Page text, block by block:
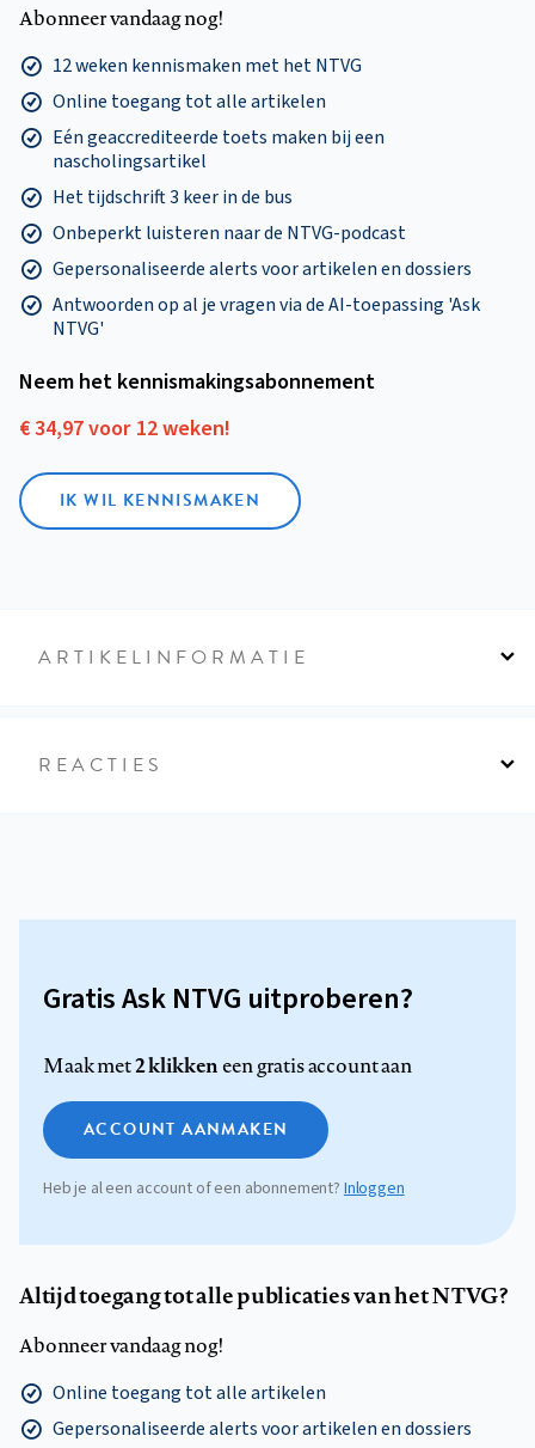
Abonneer vandaag nog!
12 weken kennismaken met het NTVG
Online toegang tot alle artikelen
Eén geaccrediteerde toets maken bij een
nascholingsartikel
Het tijdschrift 3 keer in de bus
Onbeperkt luisteren naar de NTVG-podcast
Gepersonaliseerde alerts voor artikelen en dossiers
Antwoorden op al je vragen via de AI-toepassing 'Ask
NTVG'
Neem het kennismakings­abonnement
€ 34,97 voor 12 weken!
IK WIL KENNISMAKEN
ARTIKELINFORMATIE
REACTIES
Gratis Ask NTVG uitproberen?
Maak met2 klikkeneen gratis account aan
ACCOUNT AANMAKEN
Heb je al een account of een abonnement?Inloggen
Altijd toegang tot alle publicaties van het NTVG?
Abonneer vandaag nog!
Online toegang tot alle artikelen
Gepersonaliseerde alerts voor artikelen en dossiers